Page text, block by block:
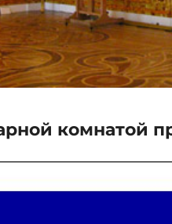
комнатой